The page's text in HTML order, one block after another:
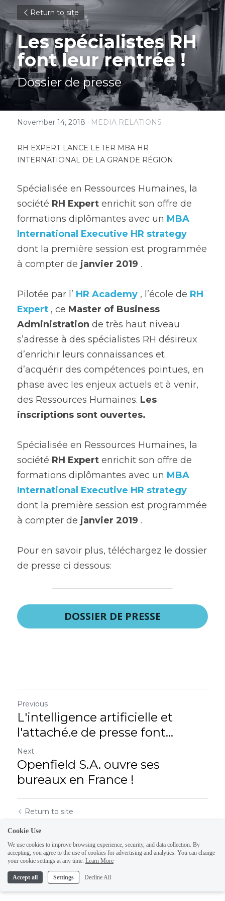
Return to site
Les spécialistes RH
font leur rentrée !
Dossier de presse
November 14, 2018 · MEDIA RELATIONS
RH EXPERT LANCE LE 1ER MBA HR
INTERNATIONAL DE LA GRANDE RÉGION
Spécialisée en Ressources Humaines, la
société RH Expert enrichit son offre de
formations diplômantes avec un MBA
International Executive HR strategy
dont la première session est programmée
à compter de janvier 2019 .
Pilotée par l’ HR Academy , l’école de RH
Expert , ce Master of Business
Administration de très haut niveau
s’adresse à des spécialistes RH désireux
d’enrichir leurs connaissances et
d’acquérir des compétences pointues, en
phase avec les enjeux actuels et à venir,
des Ressources Humaines. Les
inscriptions sont ouvertes.
Spécialisée en Ressources Humaines, la
société RH Expert enrichit son offre de
formations diplômantes avec un MBA
International Executive HR strategy
dont la première session est programmée
à compter de janvier 2019 .
Pour en savoir plus, téléchargez le dossier
de presse ci dessous:
DOSSIER DE PRESSE
Previous
L'intelligence artificielle et
l'attaché.e de presse font...
Next
Openfield S.A. ouvre ses
bureaux en France !
Return to site
Cookie Use
We use cookies to improve browsing experience, security, and data collection. By
accepting, you agree to the use of cookies for advertising and analytics. You can change
your cookie settings at any time. Learn More
Accept all Settings Decline All